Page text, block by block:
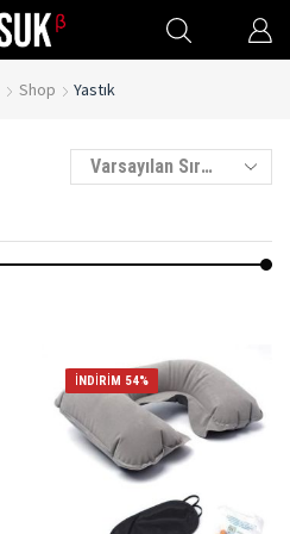
Shop Yastık
İNDIRIM 54%